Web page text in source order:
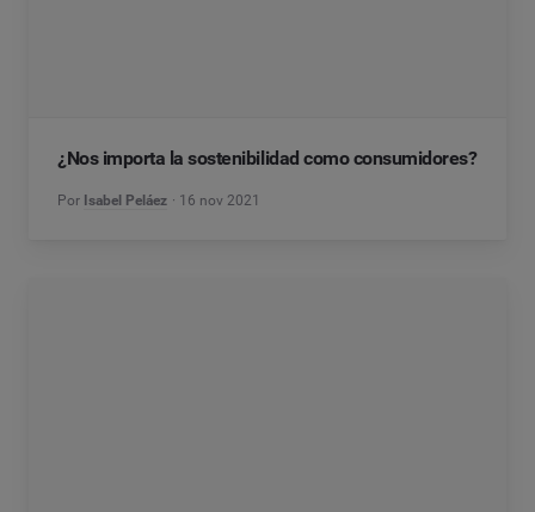
¿Nos importa la sostenibilidad como consumidores?
Por Isabel Peláez 16 nov 2021